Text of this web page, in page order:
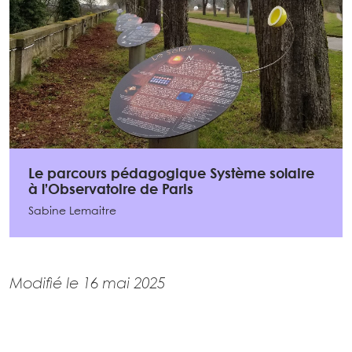
Le parcours pédagogique Système solaire
à l’Observatoire de Paris
Sabine Lemaitre
Modifié le 16 mai 2025